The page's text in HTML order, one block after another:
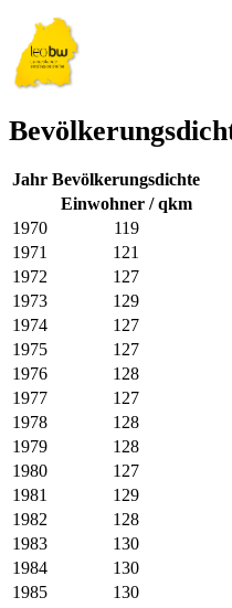
Jahr Bevölkerungsdichte
Einwohner / qkm
1970
119
1971
121
1972
127
1973
129
1974
127
1975
127
1976
128
1977
127
1978
128
1979
128
1980
127
1981
129
1982
128
1983
130
1984
130
1985
130